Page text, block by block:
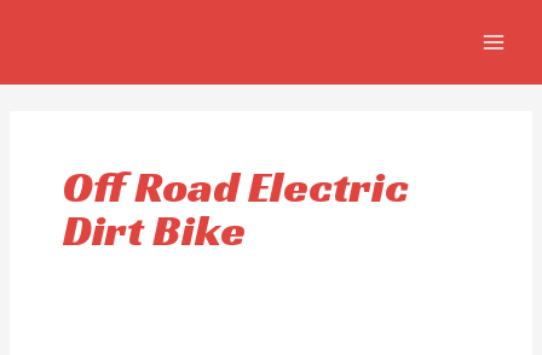
Off Road Electric
Dirt Bike